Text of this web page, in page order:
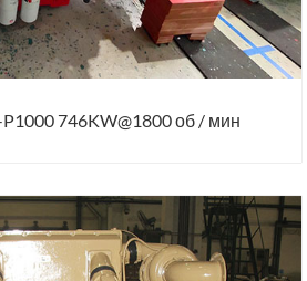
746KW@1800 об / мин